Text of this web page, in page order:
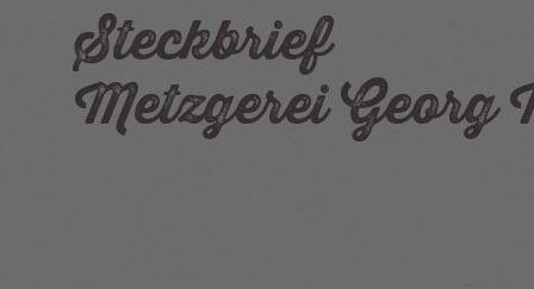
Steckbrief
Metzgerei Georg